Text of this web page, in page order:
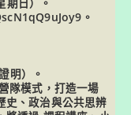
期日）。
。
明）。
隊模式，打造一場
史、政治與公共思辨